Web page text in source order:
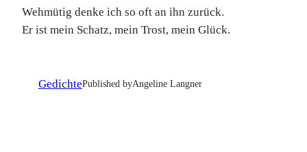
Wehmütig denke ich so oft an ihn zurück.
Er ist mein Schatz, mein Trost, mein Glück.
GedichtePublished byAngeline Langner